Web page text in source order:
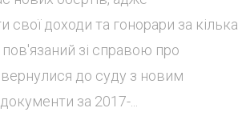
доходи та гонорари за кілька
пов'язаний зі справою про
до суду з новим
за 2017-...